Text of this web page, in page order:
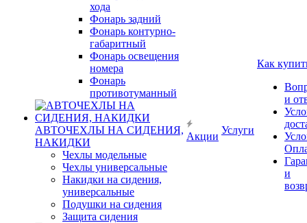
хода
Фонарь задний
Фонарь контурно-
габаритный
Фонарь освещения
номера
Фонарь
противотуманный
АВТОЧЕХЛЫ НА СИДЕНИЯ,
НАКИДКИ
Чехлы модельные
Чехлы универсальные
Накидки на сидения,
универсальные
Подушки на сидения
Защита сидения
Акции
Услуги
Как
и
и